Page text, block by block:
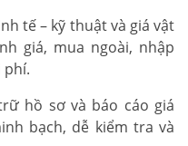
tế – kỹ thuật và giá vật
giá, mua ngoài, nhập
phí.
hồ sơ và báo cáo giá
bạch, dễ kiểm tra và